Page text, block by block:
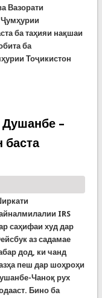
Вазорати
ба таҳияи нақшаи
ба
Тоҷикистон
ба ҳолати
–
баста
IRS
саҳифаи худ дар
аз садамае
дод, ки чанд
пеш дар шоҳроҳи
Чаноқ рух
Бино ба